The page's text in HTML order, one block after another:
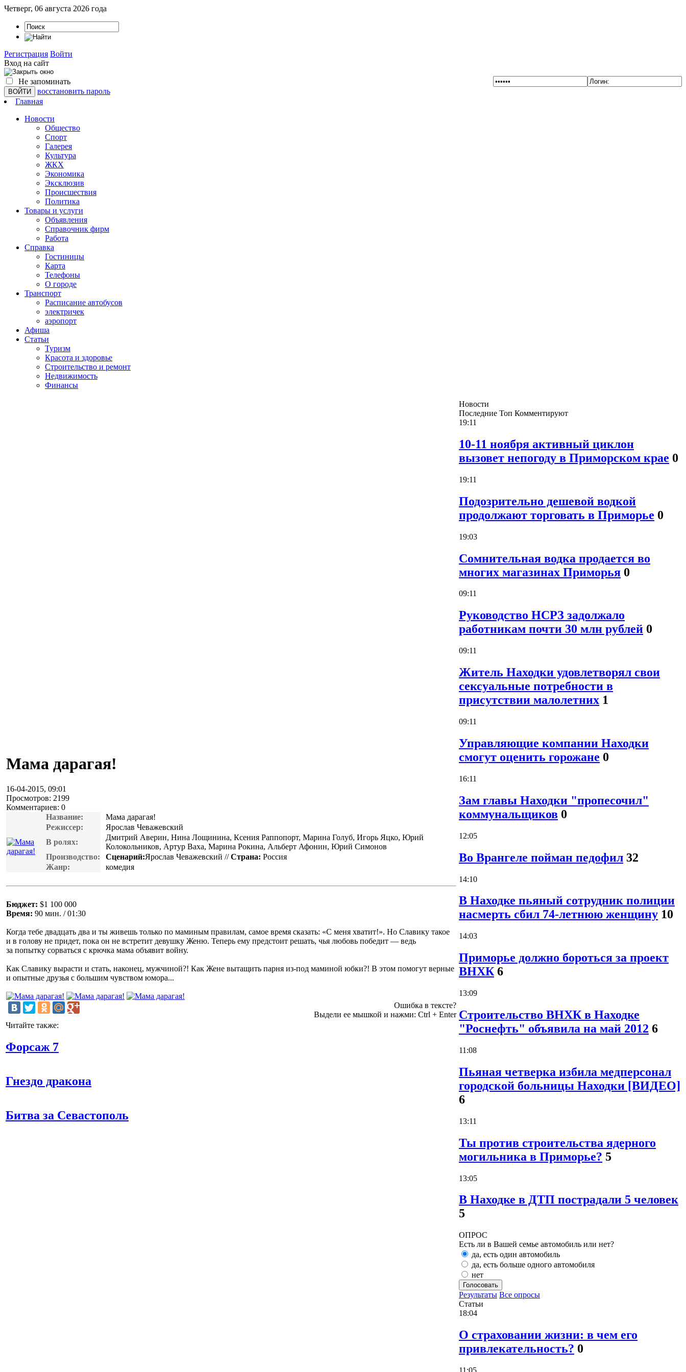
Четверг, 06 августа 2026 года
Регистрация Войти
Вход на сайт
Не запоминать
восстановить пароль
Главная
Новости
Общество
Спорт
Галерея
Культура
ЖКХ
Экономика
Эксклюзив
Проиcшествия
Политика
Товары и услуги
Объявления
Справочник фирм
Работа
Справка
Гостиницы
Карта
Телефоны
О городе
Транспорт
Расписание автобусов
электричек
аэропорт
Афиша
Статьи
Туризм
Красота и здоровье
Строительство и ремонт
Недвижимость
Финансы
Мама дарагая!
16-04-2015, 09:01
Просмотров: 2199
Комментариев: 0
Название:
Мама дарагая!
Режиссер:
Ярослав Чеважевский
В ролях:
Дмитрий Аверин, Нина Лощинина, Ксения Раппопорт, Марина Голуб, Игорь Яцко, Юрий
Колокольников, Артур Ваха, Марина Рокина, Альберт Афонин, Юрий Симонов
Производство:
Сценарий:Ярослав Чеважевский //Страна: Россия
Жанр:
комедия
Бюджет: $1 100 000
Время: 90 мин. / 01:30
Когда тебе двадцать два и ты живешь только по маминым правилам, самое время сказать: «С меня хватит!». Но Славику такое
и в голову не придет, пока он не встретит девушку Женю. Теперь ему предстоит решать, чья любовь победит — ведь
за попытку сорваться с крючка мама объявит войну.
Как Славику вырасти и стать, наконец, мужчиной?! Как Жене вытащить парня из-под маминой юбки?! В этом помогут верные
и опытные друзья с большим чувством юмора...
Ошибка в тексте?
Выдели ее мышкой и нажми: Ctrl + Enter
Читайте также:
Форсаж 7
Гнездо дракона
Битва за Севастополь
Новости
Последние Топ Комментируют
19:11
10-11 ноября активный циклон
вызовет непогоду в Приморском крае 0
19:11
Подозрительно дешевой водкой
продолжают торговать в Приморье 0
19:03
Сомнительная водка продается во
многих магазинах Приморья 0
09:11
Руководство НСРЗ задолжало
работникам почти 30 млн рублей 0
09:11
Житель Находки удовлетворял свои
сексуальные потребности в
присутствии малолетних 1
09:11
Управляющие компании Находки
смогут оценить горожане 0
16:11
Зам главы Находки "пропесочил"
коммунальщиков 0
12:05
Во Врангеле пойман педофил 32
14:10
В Находке пьяный сотрудник полиции
насмерть сбил 74-летнюю женщину 10
14:03
Приморье должно бороться за проект
ВНХК 6
13:09
Строительство ВНХК в Находке
"Роснефть" объявила на май 2012 6
11:08
Пьяная четверка избила медперсонал
городской больницы Находки [ВИДЕО]
6
13:11
Ты против строительства ядерного
могильника в Приморье? 5
13:05
В Находке в ДТП пострадали 5 человек
5
ОПРОС
Есть ли в Вашей семье автомобиль или нет?
да, есть один автомобиль
да, есть больше одного автомобиля
нет
Голосовать
Результаты Все опросы
Статьи
18:04
О страховании жизни: в чем его
привлекательность? 0